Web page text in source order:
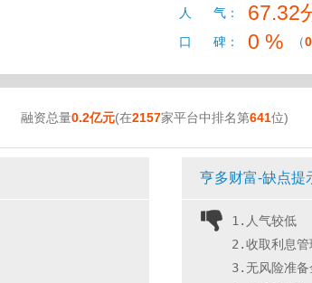
人 气：
67.32
口 碑：
0 % （0
融资总量0.2亿元(在2157家平台中排名第641位)
亨多财富-缺点提
1.人气较低
2.收取利息管
3.无风险准备